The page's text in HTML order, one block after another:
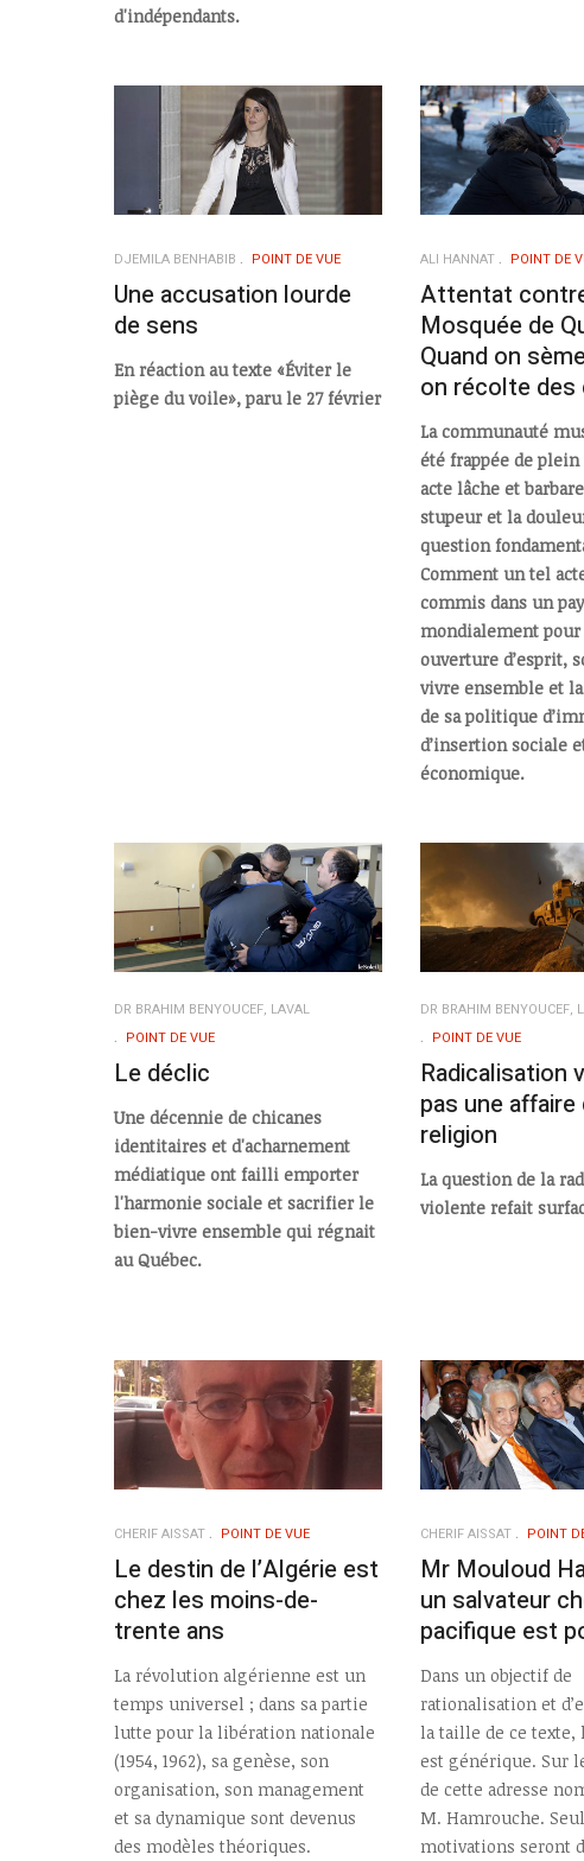
d'indépendants.
DJEMILA BENHABIB POINT DE VUE
Une accusation lourde
de sens
En réaction au texte «Éviter le
piège du voile», paru le 27 février
ALI HANNAT POINT DE
Attentat
Mosquée de
Quand on
on récolte des
La communauté
été frappée de
acte lâche et
stupeur et la
question
Comment un tel
commis dans un
mondialement pour
ouverture d’esprit,
vivre ensemble et
de sa politique
d’insertion sociale
économique.
DR BRAHIM BENYOUCEF, LAVAL
POINT DE VUE
Le déclic
Une décennie de chicanes
identitaires et d'acharnement
médiatique ont failli emporter
l'harmonie sociale et sacrifier le
bien-vivre ensemble qui régnait
au Québec.
DR BRAHIM BENYOUCEF,
POINT DE VUE
Radicalisation
pas une affaire
religion
La question de la
violente refait
CHERIF AISSAT POINT DE VUE
Le destin de l’Algérie est
chez les moins-de-
trente ans
La révolution algérienne est un
temps universel ; dans sa partie
lutte pour la libération nationale
(1954, 1962), sa genèse, son
organisation, son management
et sa dynamique sont devenus
des modèles théoriques.
CHERIF AISSAT POINT
Mr Mouloud
un salvateur
pacifique est
Dans un objectif de
rationalisation et
la taille de ce texte,
est générique. Sur
de cette adresse
M. Hamrouche.
motivations seront